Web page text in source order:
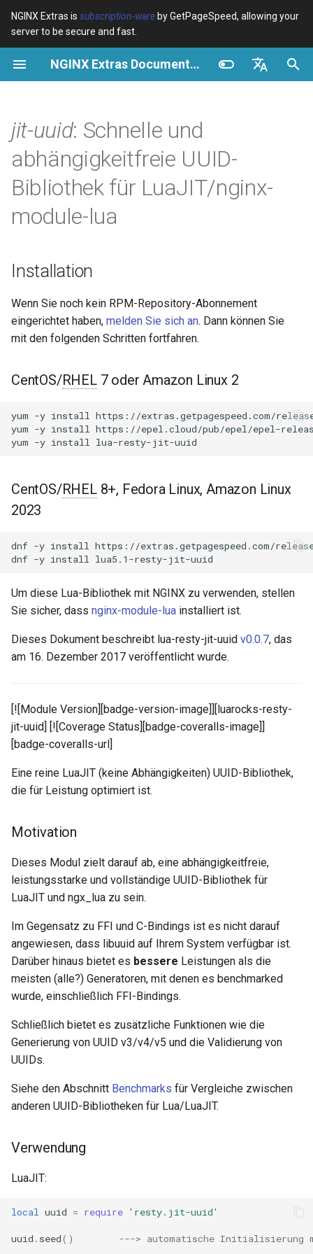
NGINX Extras is subscription-ware by GetPageSpeed, allowing your
server to be secure and fast.
NGINX Extras Documentation
Português (Brasil)
Français
S
u
h
r
n
i
i
l
i
r
device-type Variables
Examples
Troubleshooting
geoip2
Directives
Examples
Troubleshooting
pagespeed
accept-language
access-control
acme
auth-digest
auth-ldap
auth-pam
auth-totp
aws-auth
brotli
cache-purge
captcha
compression-normalize
concat
cookie-flag
cookie-limit
coolkit
dav-ext
CentOS/RHEL 7 oder
CentOS/RHEL 8+, Fedora
Linux, Amazon Linux 2023
Verwendung
Dokumentation
Benchmarks
Cache
cPanel EA4 - Proxy Cache
Leistung
Sicherheit
RHEL/CentOS wählen
NGINX-MOD - Verbesserte
NGINX mit HTTP/3, HPACK &
Gesundheitsprüfungen für
RHEL
Installation auf RHEL, CentOS
& Rocky Linux
NGINX-Module für das Plesk-
Control-Panel - RPM-Pakete
Verwandle ea-nginx in eine
Sicherheitsmacht
NGINX HTTP/3 QUIC
für RHEL & CentOS
Angie Web Server -
Rocky Linux & AlmaLinux
jit-uuid: Schnelle und
abhängigkeitfreie UUID-
Bibliothek für LuaJIT/nginx-
module-lua
Installation
Wenn Sie noch kein RPM-Repository-Abonnement
eingerichtet haben, melden Sie sich an. Dann können Sie
mit den folgenden Schritten fortfahren.
CentOS/RHEL7 oder Amazon Linux 2
yum -y install
https://extras.getpagespeed.com/
yum -y install
https://epel.cloud/pub/epel/epel-
yum -y install
CentOS/RHEL8+, Fedora Linux, Amazon Linux
2023
dnf -y install
https://extras.getpagespeed.com/
dnf -y install
Um diese Lua-Bibliothek mit NGINX zu verwenden, stellen
Sie sicher, dass nginx-module-lua installiert ist.
Dieses Dokument beschreibt lua-resty-jit-uuid v0.0.7, das
am 16. Dezember 2017 veröffentlicht wurde.
[![Module Version][badge-version-image]][luarocks-resty-
jit-uuid] [![Coverage Status][badge-coveralls-image]]
[badge-coveralls-url]
Eine reine LuaJIT (keine Abhängigkeiten) UUID-Bibliothek,
die für Leistung optimiert ist.
Motivation
Dieses Modul zielt darauf ab, eine abhängigkeitfreie,
leistungsstarke und vollständige UUID-Bibliothek für
LuaJIT und ngx_lua zu sein.
Im Gegensatz zu FFI und C-Bindings ist es nicht darauf
angewiesen, dass libuuid auf Ihrem System verfügbar ist.
Darüber hinaus bietet es bessere Leistungen als die
meisten (alle?) Generatoren, mit denen es benchmarked
wurde, einschließlich FFI-Bindings.
Schließlich bietet es zusätzliche Funktionen wie die
Generierung von UUID v3/v4/v5 und die Validierung von
UUIDs.
Siehe den Abschnitt Benchmarks für Vergleiche zwischen
anderen UUID-Bibliotheken für Lua/LuaJIT.
Verwendung
LuaJIT:
local uuid = require 'resty.jit-uuid'
uuid . seed() ---> automatische Initialisierung